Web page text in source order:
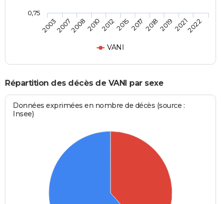
VANI
20032007200820102012201520172018201920212022
0,75
Répartition des décès de VANI par sexe
Données exprimées en nombre de décès (source :
Insee)